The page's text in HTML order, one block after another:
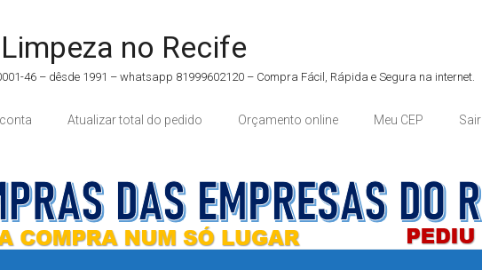
no Recife
46 – dêsde 1991 – whatsapp 81999602120 – Compra Fácil, Rápida e Segura na internet.
Atualizar total do pedido Orçamento online Meu CEP Sair